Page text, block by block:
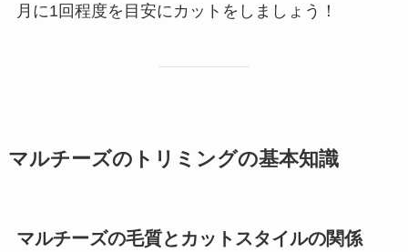
月に1回程度を目安にカットをしましょう！
マルチーズのトリミングの基本知識
マルチーズの毛質とカットスタイルの関係